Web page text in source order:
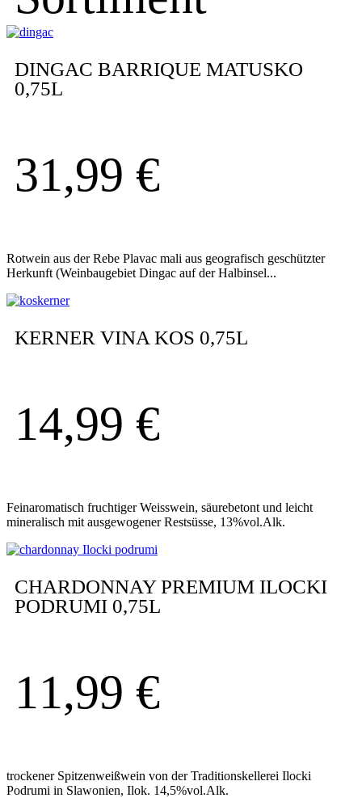
DINGAC BARRIQUE MATUSKO
0,75L
31,99 €
Rotwein aus der Rebe Plavac mali aus geografisch geschützter
Herkunft (Weinbaugebiet Dingac auf der Halbinsel...
KERNER VINA KOS 0,75L
14,99 €
Feinaromatisch fruchtiger Weisswein, säurebetont und leicht
mineralisch mit ausgewogener Restsüsse, 13%vol.Alk.
CHARDONNAY PREMIUM ILOCKI
PODRUMI 0,75L
11,99 €
trockener Spitzenweißwein von der Traditionskellerei Ilocki
Podrumi in Slawonien, Ilok. 14,5%vol.Alk.